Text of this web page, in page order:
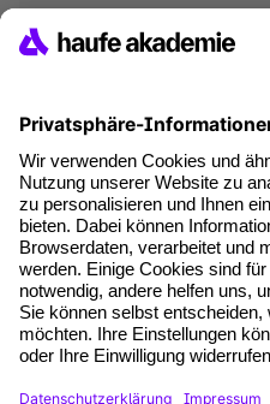
AGB